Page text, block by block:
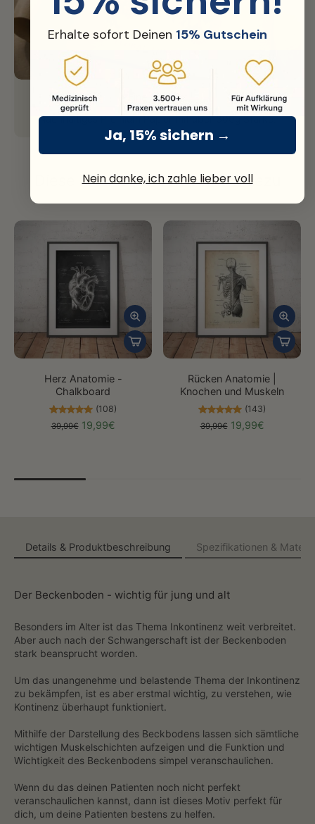
Fine Art Print
Nachhaltiges Premium Papier mit über 300g Stärke.
Diese Motive passen perfekt dazu
Herz Anatomie -
Chalkboard
(108)
39,99€ 19,99€
Rücken Anatomie |
Knochen und Muskeln
(143)
39,99€ 19,99€
Details & Produktbeschreibung Spezifikationen &
Der Beckenboden - wichtig für jung und alt
Besonders im Alter ist das Thema Inkontinenz weit verbreitet.
Aber auch nach der Schwangerschaft ist der Beckenboden
stark beansprucht worden.
Um das unangenehme und belastende Thema der Inkontinenz
zu bekämpfen, ist es aber erstmal wichtig, zu verstehen, wie
Kontinenz überhaupt funktioniert.
Mithilfe der Darstellung des Beckbodens lassen sich sämtliche
wichtigen Muskelschichten aufzeigen und die Funktion und
Wichtigkeit des Beckenbodens simpel veranschaulichen.
Wenn du das deinen Patienten noch nicht perfekt
veranschaulichen kannst, dann ist dieses Motiv perfekt für
dich, um deine Patienten bestens zu helfen.
Erhalte sofort Deinen 15% Gutschein
Ja, 15% sichern →
Nein danke, ich zahle lieber voll